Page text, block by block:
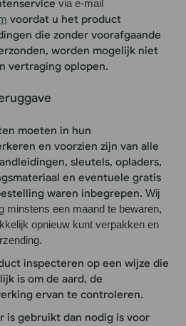
via e-mail
voordat u het product
die zonder voorafgaande
worden mogelijk niet
vertraging oplopen.
moeten in hun
en voorzien zijn van alle
sleutels, opladers,
en eventuele gratis
waren inbegrepen. Wij
minstens een maand te bewaren,
opnieuw kunt verpakken en
inspecteren op een wijze die
is om de aard, de
ervan te controleren.
is gebruikt dan nodig is voor